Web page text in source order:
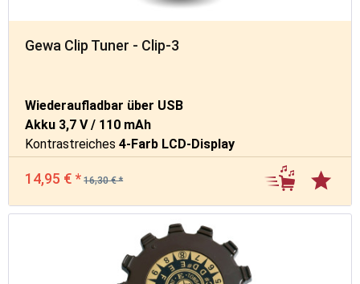
Gewa Clip Tuner - Clip-3
Wiederaufladbar über USB
Akku 3,7 V / 110 mAh
Kontrastreiches4-Farb LCD-Display
14,95 € * 16,30 € *